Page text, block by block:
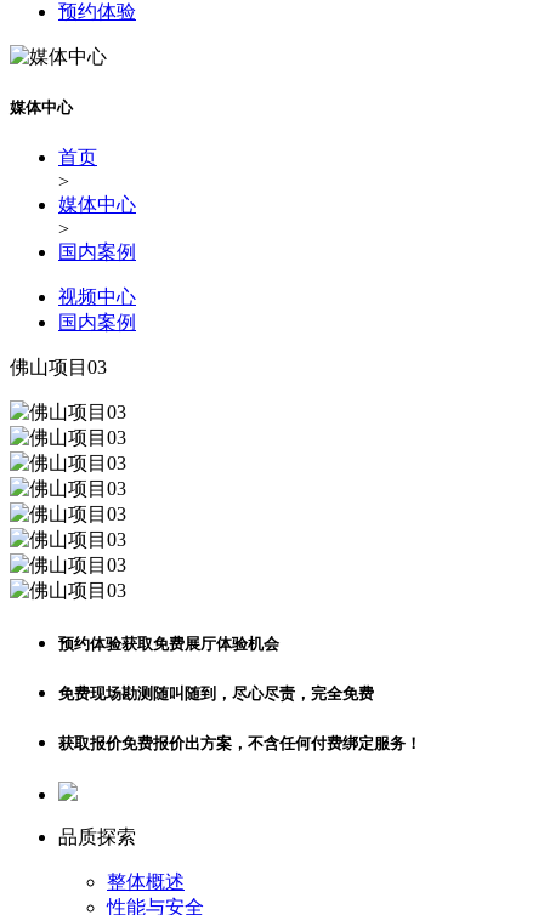
预约体验
媒体中心
首页
>
媒体中心
>
国内案例
视频中心
国内案例
佛山项目03
预约体验获取免费展厅体验机会
免费现场勘测随叫随到，尽心尽责，完全免费
获取报价免费报价出方案，不含任何付费绑定服务！
品质探索
整体概述
性能与安全